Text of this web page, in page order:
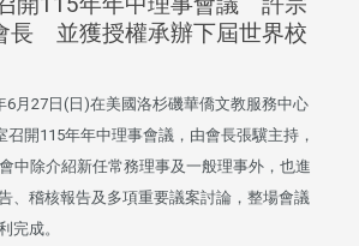
長 並獲授權承辦下屆世界校
6月27日(日)在美國洛杉磯華僑文教服務中心
開115年年中理事會議，由會長張驥主持，
中除介紹新任常務理事及一般理事外，也進
、稽核報告及多項重要議案討論，整場會議
完成。